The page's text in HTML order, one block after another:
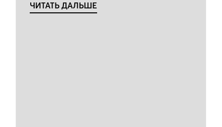
ЧИТАТЬ ДАЛЬШЕ